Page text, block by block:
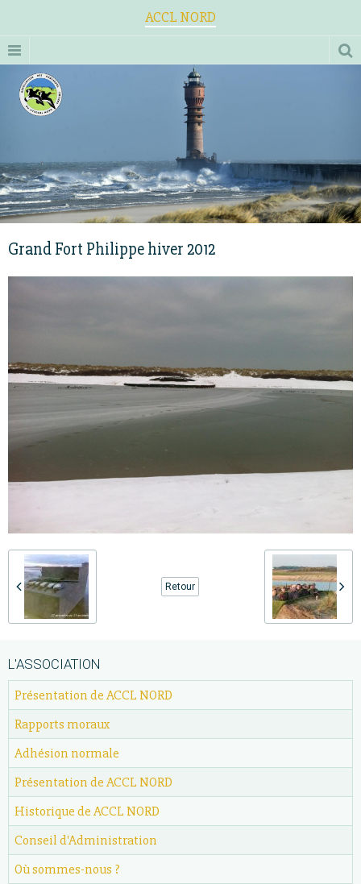
ACCL NORD
Grand Fort Philippe hiver 2012
Retour
L'ASSOCIATION
Présentation de ACCL NORD
Rapports moraux
Adhésion normale
Présentation de ACCL NORD
Historique de ACCL NORD
Conseil d'Administration
Où sommes-nous ?